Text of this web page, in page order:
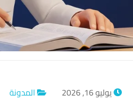
يوليو 16, 2026 المدونة